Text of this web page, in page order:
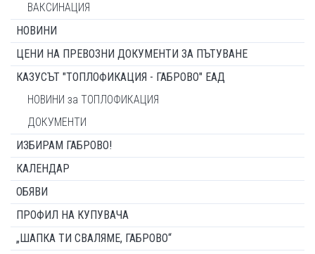
ВАКСИНАЦИЯ
НОВИНИ
ЦЕНИ НА ПРЕВОЗНИ ДОКУМЕНТИ ЗА ПЪТУВАНЕ
КАЗУСЪТ "ТОПЛОФИКАЦИЯ - ГАБРОВО" ЕАД
НОВИНИ за ТОПЛОФИКАЦИЯ
ДОКУМЕНТИ
ИЗБИРАМ ГАБРОВО!
КАЛЕНДАР
ОБЯВИ
ПРОФИЛ НА КУПУВАЧА
„ШАПКА ТИ СВАЛЯМЕ, ГАБРОВО“